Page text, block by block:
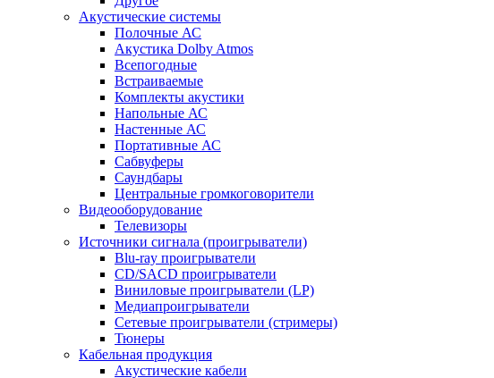
Акустические системы
Полочные АС
Акустика Dolby Atmos
Всепогодные
Встраиваемые
Комплекты акустики
Напольные АС
Настенные АС
Портативные АС
Сабвуферы
Саундбары
Центральные громкоговорители
Видеооборудование
Телевизоры
Источники сигнала (проигрыватели)
Blu-ray проигрыватели
CD/SACD проигрыватели
Виниловые проигрыватели (LP)
Медиапроигрыватели
Сетевые проигрыватели (стримеры)
Тюнеры
Кабельная продукция
Акустические кабели